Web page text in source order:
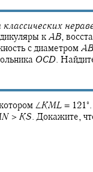
к AB,
с диаметром AB
OCD.
∠KML = 121‍ ∘ .
N > KS. Докажите,